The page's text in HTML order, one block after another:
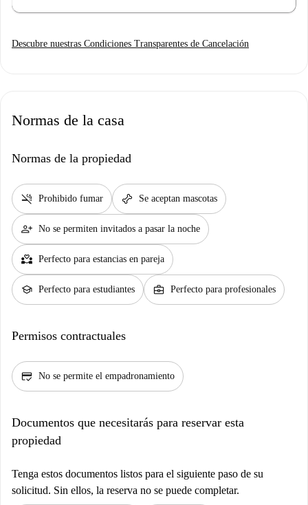
Descubre nuestras Condiciones Transparentes de Cancelación
Normas de la casa
Normas de la propiedad
smoke_free Prohibido fumar pet_supplies Se aceptan mascotas
person_add No se permiten invitados a pasar la noche
partner_heart Perfecto para estancias en pareja
school Perfecto para estudiantes business_center Perfecto para profesionales
Permisos contractuales
credit_score No se permite el empadronamiento
Documentos que necesitarás para reservar esta
propiedad
Tenga estos documentos listos para el siguiente paso de su
solicitud. Sin ellos, la reserva no se puede completar.